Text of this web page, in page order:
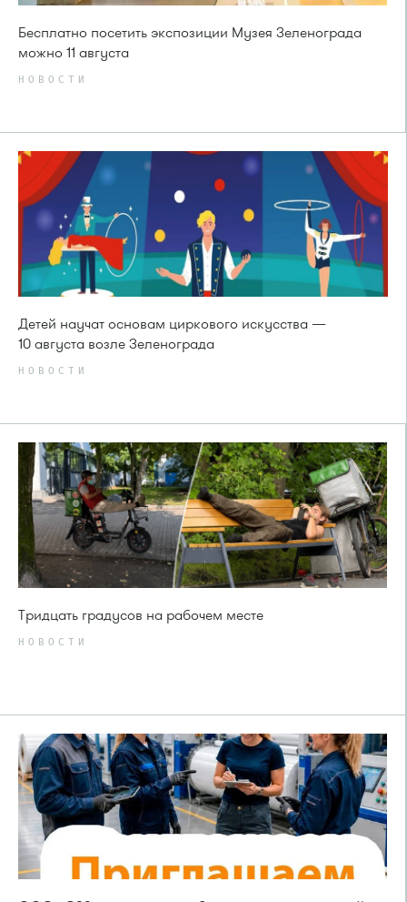
Бесплатно посетить экспозиции Музея Зеленограда
можно 11 августа
НОВОСТИ
Детей научат основам циркового искусства —
10 августа возле Зеленограда
НОВОСТИ
Тридцать градусов на рабочем месте
НОВОСТИ